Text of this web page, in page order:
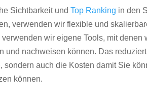
Sichtbarkeit undTop Ranking in den
verwenden wir flexible und
wir eigene Tools, mit denen
und nachweisen können. Das
sondern auch die Kosten damit Sie
können.